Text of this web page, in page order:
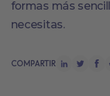
formas más
necesitas.
COMPARTIR